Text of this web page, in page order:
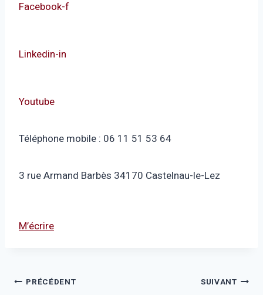
Facebook-f
Linkedin-in
Youtube
Téléphone mobile : 06 11 51 53 64
3 rue Armand Barbès 34170 Castelnau-le-Lez
M’écrire
Navigation
PRÉCÉDENT SUIVANT